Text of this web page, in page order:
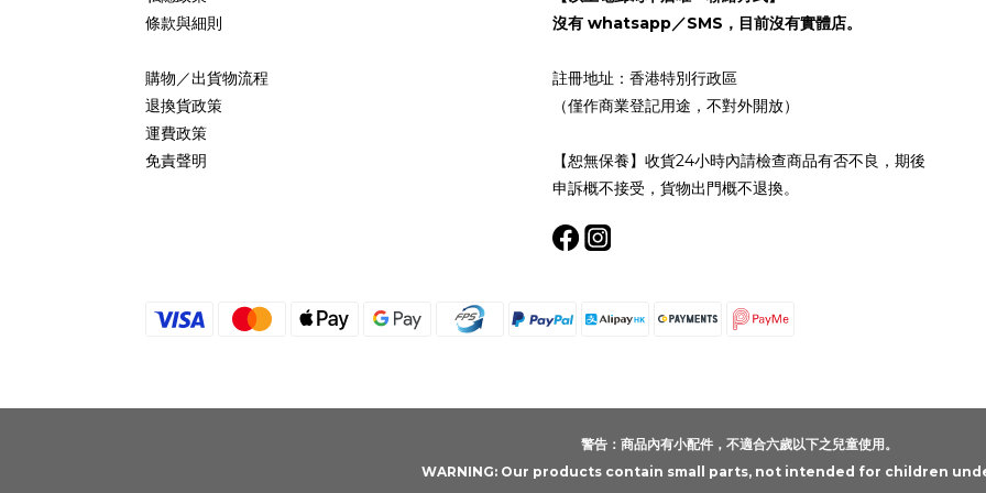
條款與細則
購物／出貨物流程
退換貨政策
運費政策
免責聲明
沒有 whatsapp／SMS，目前沒有實體店。
註冊地址：香港特別行政區
（僅作商業登記用途，不對外開放）
【恕無保養】收貨24小時內請檢查商品有否不良，期後
申訴概不接受，貨物出門概不退換。
警告：商品內有小配件，不適合六歲以下之兒童使用。
WARNING: Our products contain small parts, not intended for children